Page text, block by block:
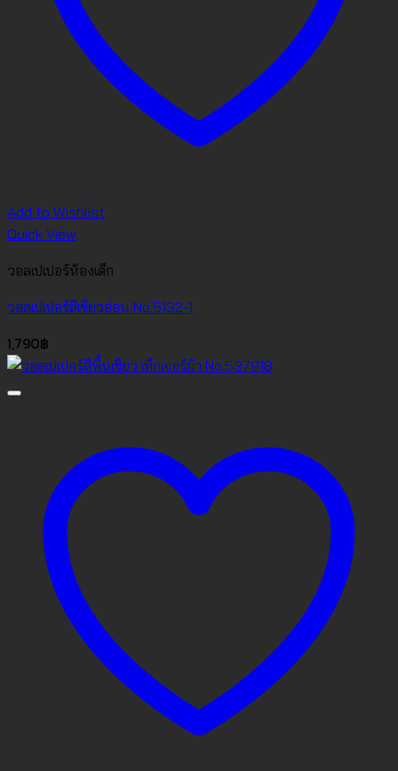
Add to Wishlist
Quick View
วอลเปเปอร์ห้องเด็ก
วอลเปเปอร์สีเขียวอ่อน No.5132-1
1,790฿